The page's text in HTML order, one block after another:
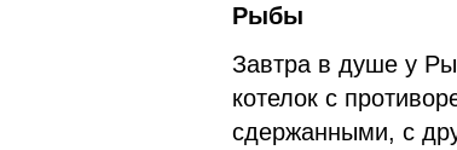
Рыбы
Завтра в душе у
котелок с
сдержанными, с